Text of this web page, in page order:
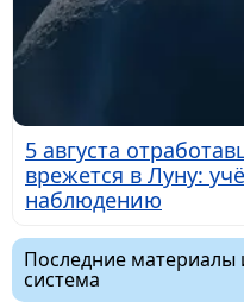
5 августа
врежется в Луну:
наблюдению
Последние материалы
система